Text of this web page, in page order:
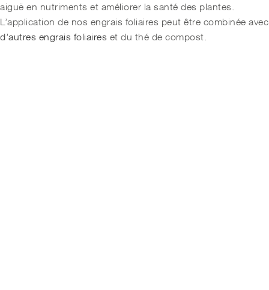
aiguë en nutriments et améliorer la santé des plantes.
L’application de nos engrais foliaires peut être combinée avec
d’autres engrais foliaires et du thé de compost.